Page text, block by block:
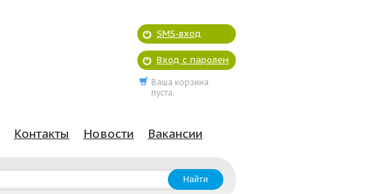
SMS-вход
Вход с паролем
Ваша корзина
пуста.
Контакты Новости Вакансии